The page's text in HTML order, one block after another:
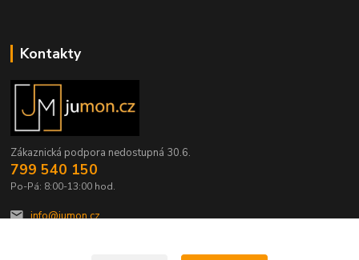
Kontakty
Zákaznická podpora nedostupná 30.6.
799 540 150
Po-Pá: 8:00-13:00 hod.
info@jumon.cz